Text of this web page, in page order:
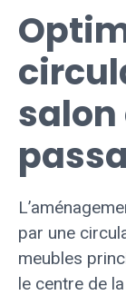
salon
par une
meubles
le centre de